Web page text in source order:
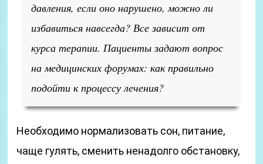
давления, если оно нарушено, можно ли
избавиться навсегда? Все зависит от
курса терапии. Пациенты задают вопрос
на медицинских форумах: как правильно
подойти к процессу лечения?
Необходимо нормализовать сон, питание,
чаще гулять, сменить ненадолго обстановку,